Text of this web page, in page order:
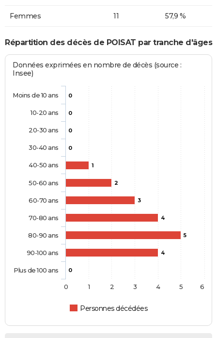
Femmes 11 57,9 %
Répartition des décès de POISAT par tranche d'âges
Données exprimées en nombre de décès (source :
Insee)
0
0
0
0
1
2
3
4
5
4
0
Personnes décédées
Moins de 10 ans
10-20 ans
20-30 ans
30-40 ans
40-50 ans
50-60 ans
60-70 ans
70-80 ans
80-90 ans
90-100 ans
Plus de 100 ans
0 1 2 3 4 5 6